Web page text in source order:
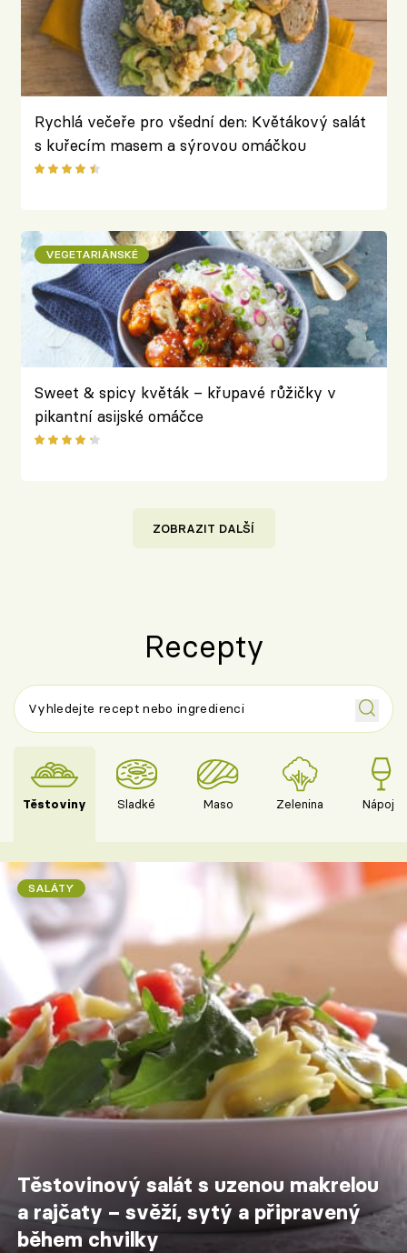
Rychlá večeře pro všední den: Květákový salát
s kuřecím masem a sýrovou omáčkou
VEGETARIÁNSKÉ
Sweet & spicy květák – křupavé růžičky v
pikantní asijské omáčce
ZOBRAZIT DALŠÍ
Recepty
Těstoviny Sladké Maso Zelenina Nápoje
SALÁTY
Těstovinový salát s uzenou makrelou
a rajčaty – svěží, sytý a připravený
během chvilky